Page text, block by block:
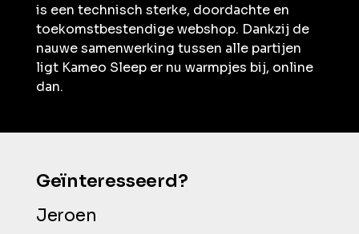
is een technisch sterke, doordachte en
toekomstbestendige webshop. Dankzij de
nauwe samenwerking tussen alle partijen
ligt Kameo Sleep er nu warmpjes bij, online
dan.
Geïnteresseerd?
Jeroen